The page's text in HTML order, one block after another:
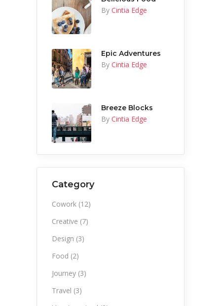
By Cintia Edge
Epic Adventures
By Cintia Edge
Breeze Blocks
By Cintia Edge
Category
Cowork (12)
Creative (7)
Design (3)
Food (2)
Journey (3)
Travel (3)